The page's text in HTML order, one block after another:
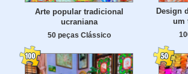
Arte popular tradicional
ucraniana
50 peças Clássico
Design
um